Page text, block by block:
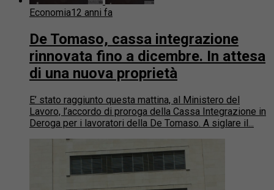
Economia12 anni fa
De Tomaso, cassa integrazione
rinnovata fino a dicembre. In attesa
di una nuova proprietà
E’ stato raggiunto questa mattina, al Ministero del
Lavoro, l’accordo di proroga della Cassa Integrazione in
Deroga per i lavoratori della De Tomaso. A siglare il...